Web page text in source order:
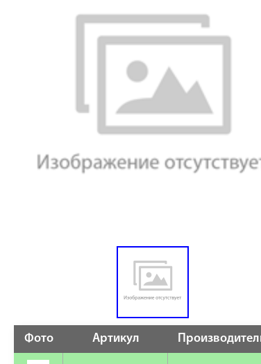
Фото Артикул